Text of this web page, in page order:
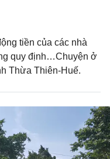
tiền của các nhà
quy định…Chuyện ở
Thừa Thiên-Huế.